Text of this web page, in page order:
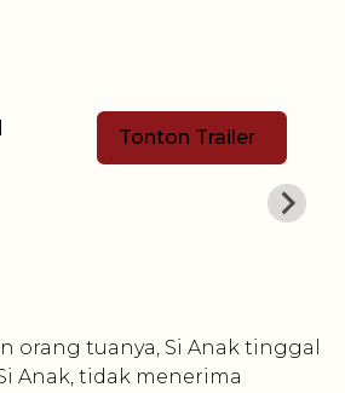
Tonton Trailer
orang tuanya, Si Anak tinggal
Anak, tidak menerima